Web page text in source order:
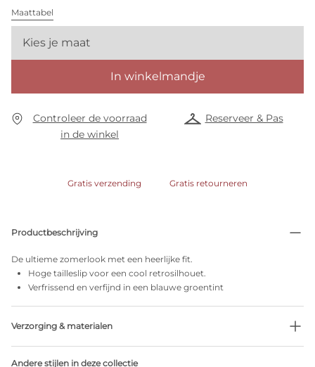
Maattabel
Kies je maat
In winkelmandje
Controleer de voorraad
in de winkel
Reserveer & Pas
Gratis verzending Gratis retourneren
Productbeschrijving
De ultieme zomerlook met een heerlijke fit.
Hoge tailleslip voor een cool retrosilhouet.
Verfrissend en verfijnd in een blauwe groentint
Verzorging & materialen
Andere stijlen in deze collectie